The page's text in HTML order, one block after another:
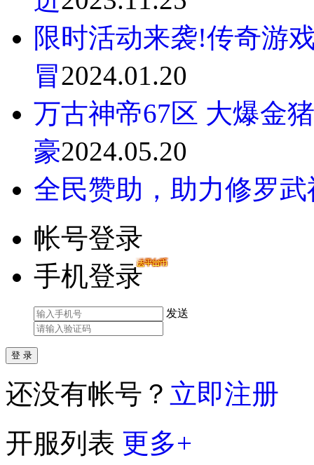
限时活动来袭!传奇游
冒2024.01.20
万古神帝67区 大爆金
豪2024.05.20
全民赞助，助力修罗
帐号登录
手机登录
发送
还没有帐号？ 立即注册
开服列表 更多+